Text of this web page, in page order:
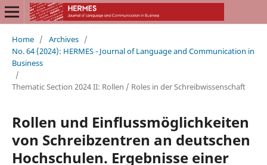
Home / Archives /
No. 64 (2024): HERMES - Journal of Language and Communication in
Business
/
Thematic Section 2024 II: Rollen / Roles in der Schreibwissenschaft
Rollen und Einflussmöglichkeiten
von Schreibzentren an deutschen
Hochschulen. Ergebnisse einer